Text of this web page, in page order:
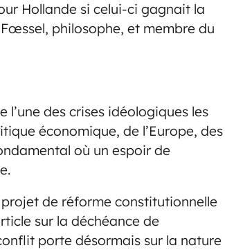
Hollande si celui-ci gagnait la
philosophe, et membre du
des crises idéologiques les
économique, de l’Europe, des
où un espoir de
de réforme constitutionnelle
sur la déchéance de
porte désormais sur la nature